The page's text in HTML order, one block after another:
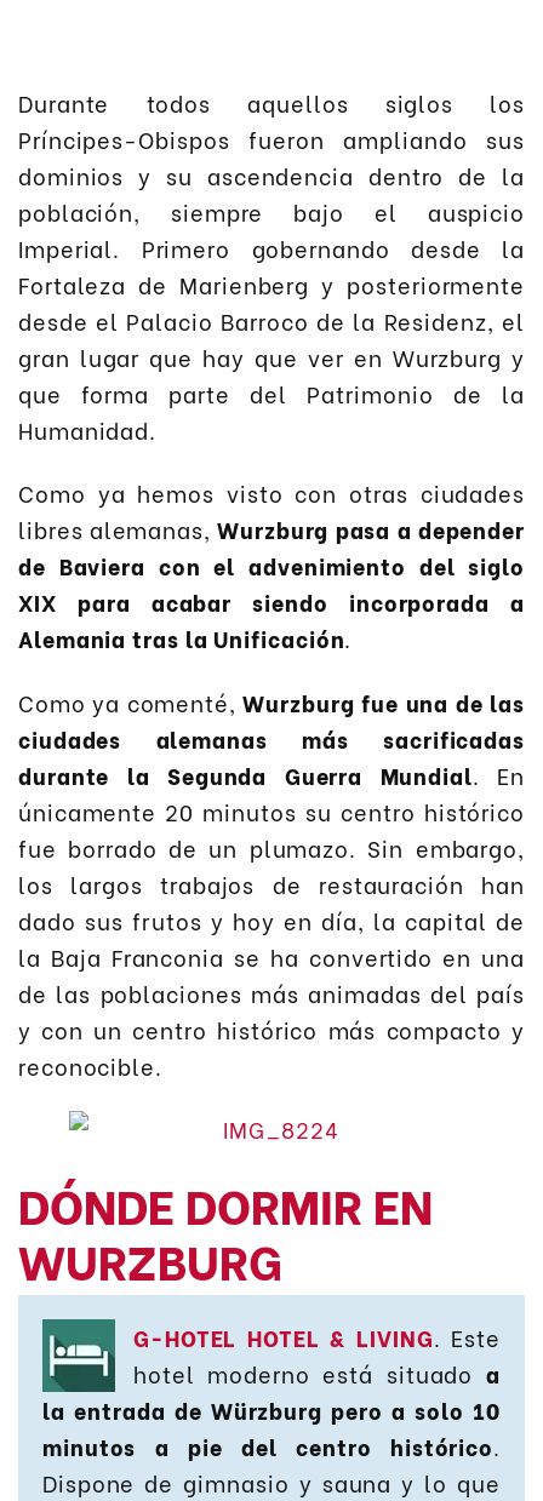
Durante todos aquellos siglos los
Príncipes-Obispos fueron ampliando sus
dominios y su ascendencia dentro de la
población, siempre bajo el auspicio
Imperial. Primero gobernando desde la
Fortaleza de Marienberg y posteriormente
desde el Palacio Barroco de la Residenz, el
gran lugar que hay que ver en Wurzburg y
que forma parte del Patrimonio de la
Humanidad.
Como ya hemos visto con otras ciudades
libres alemanas,Wurzburg pasa a depender
de Baviera con el advenimiento del siglo
XIX para acabar siendo incorporada a
Alemania tras la Unificación.
Como ya comenté,Wurzburg fue una de las
ciudades alemanas más sacrificadas
durante la Segunda Guerra Mundial. En
únicamente 20 minutos su centro histórico
fue borrado de un plumazo. Sin embargo,
los largos trabajos de restauración han
dado sus frutos y hoy en día, la capital de
la Baja Franconia se ha convertido en una
de las poblaciones más animadas del país
y con un centro histórico más compacto y
reconocible.
DÓNDE DORMIR EN
WURZBURG
G-HOTEL HOTEL & LIVING. Este
hotel moderno está situadoa
la entrada de Würzburg pero a solo 10
minutos a pie del centro histórico.
Dispone de gimnasio y sauna y lo que